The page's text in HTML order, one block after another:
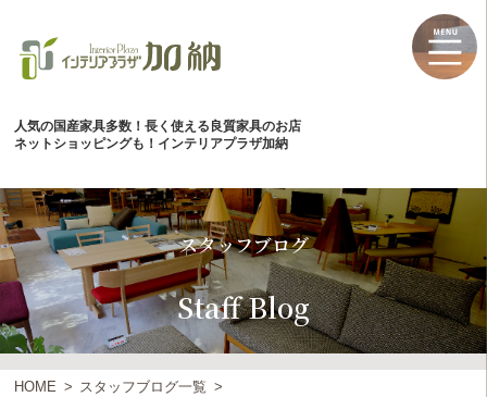
人気の国産家具多数！長く使える良質家具のお店
ネットショッピングも！インテリアプラザ加納
スタッフブログ
Staff Blog
HOME
スタッフブログ一覧